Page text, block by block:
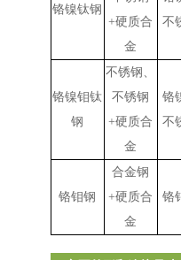
铬镍钛钢
+硬质合
金
不
铬镍钼钛
钢
不锈钢、
不锈钢
+硬质合
金
铬
不
铬钼钢
合金钢
+硬质合
金
铬